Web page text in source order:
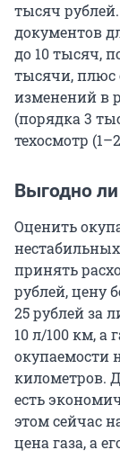
тысяч
документов
до 10 тысяч,
тысячи, плюс
изменений в
(порядка 3
техосмотр
Выгодно
Оценить
принять
рублей, цену
25 рублей за
10 л/100 км, а
окупаемости
километров.
есть
этом сейчас
цена газа, а